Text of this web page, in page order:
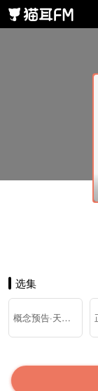
选集
概念预告·天鹅湖